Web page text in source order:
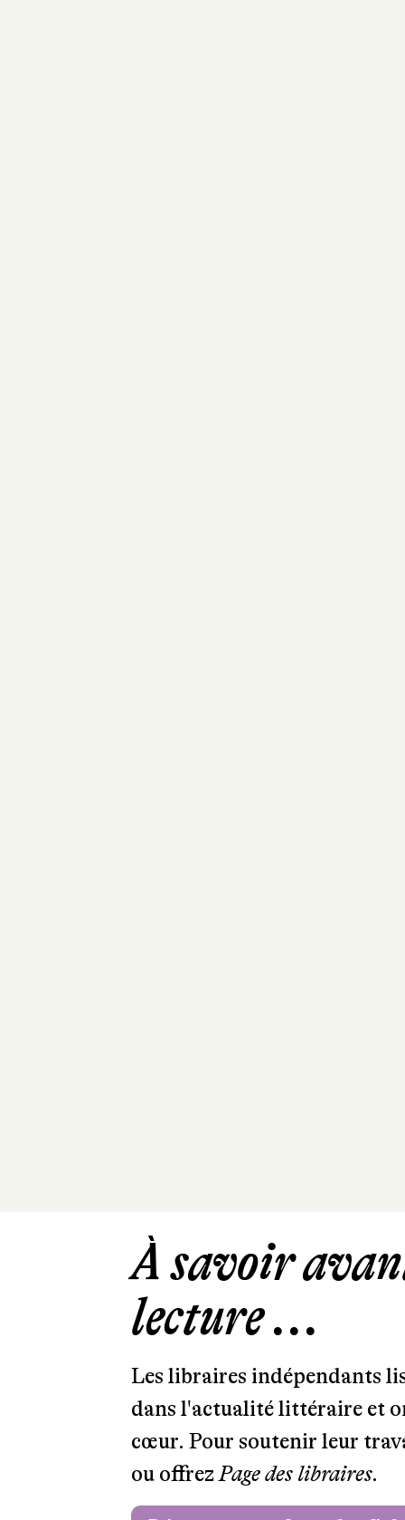
À savoir
lecture ...
Les libraires indépendants
dans l'actualité littéraire et
cœur. Pour soutenir leur
ou offrezPage des libraires.